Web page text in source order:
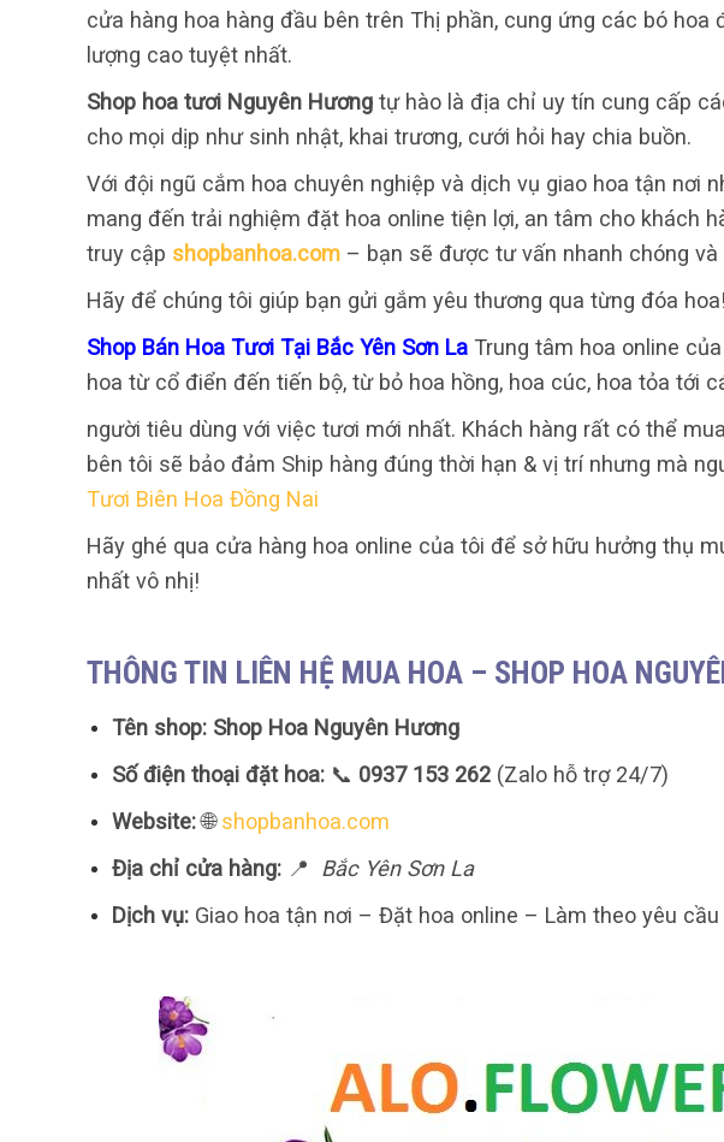
cửa hàng hoa hàng đầu bên trên Thị phần, cung ứng các bó hoa
lượng cao tuyệt nhất.
Shop hoa tươi Nguyên Hương tự hào là địa chỉ uy tín cung cấp
cho mọi dịp như sinh nhật, khai trương, cưới hỏi hay chia buồn.
Với đội ngũ cắm hoa chuyên nghiệp và dịch vụ giao hoa tận nơi
mang đến trải nghiệm đặt hoa online tiện lợi, an tâm cho khách
truy cập shopbanhoa.com – bạn sẽ được tư vấn nhanh chóng
Hãy để chúng tôi giúp bạn gửi gắm yêu thương qua từng đóa hoa!
Shop Bán Hoa Tươi Tại Bắc Yên Sơn La Trung tâm hoa online
hoa từ cổ điển đến tiến bộ, từ bỏ hoa hồng, hoa cúc, hoa tỏa tới
người tiêu dùng với việc tươi mới nhất. Khách hàng rất có thể
bên tôi sẽ bảo đảm Ship hàng đúng thời hạn & vị trí nhưng mà
Tươi Biên Hoa Đồng Nai
Hãy ghé qua cửa hàng hoa online của tôi để sở hữu hưởng thụ
nhất vô nhị!
THÔNG TIN LIÊN HỆ MUA HOA – SHOP HOA
Tên shop: Shop Hoa Nguyên Hương
Số điện thoại đặt hoa:📞 0937 153 262(Zalo hỗ trợ 24/7)
Website:🌐shopbanhoa.com
Địa chỉ cửa hàng:📍
Bắc Yên Sơn La
Dịch vụ:Giao hoa tận nơi – Đặt hoa online – Làm theo yêu